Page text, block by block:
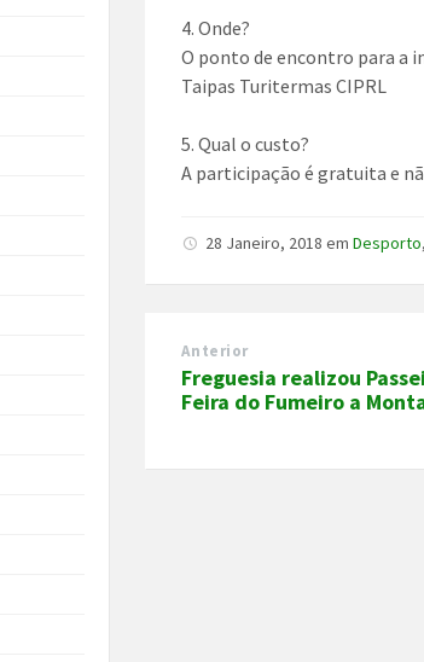
4. Onde?
O ponto de encontro para a
Taipas Turitermas CIPRL
5. Qual o custo?
A participação é gratuita e
28 Janeiro, 2018emDesporto
Anterior
Freguesia realizou
Feira do Fumeiro a